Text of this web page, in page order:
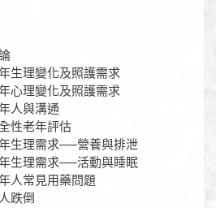
生理變化及照護需求
心理變化及照護需求
人與溝通
性老年評估
生理需求──營養與排泄
生理需求──活動與睡眠
人常見用藥問題
跌倒